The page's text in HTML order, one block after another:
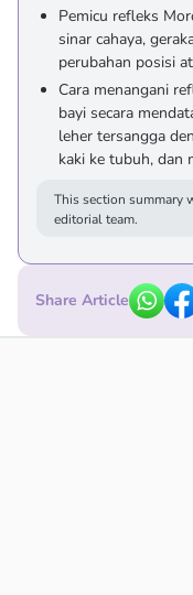
Pemicu refleks
sinar cahaya,
perubahan posisi
Cara menangani
bayi secara
leher tersangga
kaki ke tubuh, dan
This section summary
editorial team.
Share Article